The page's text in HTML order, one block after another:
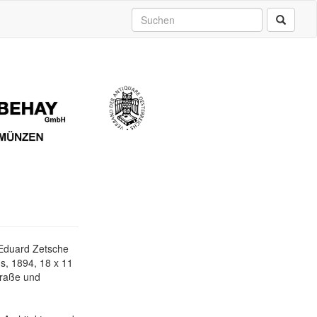
Zetsche
1894, 18 x 11
und